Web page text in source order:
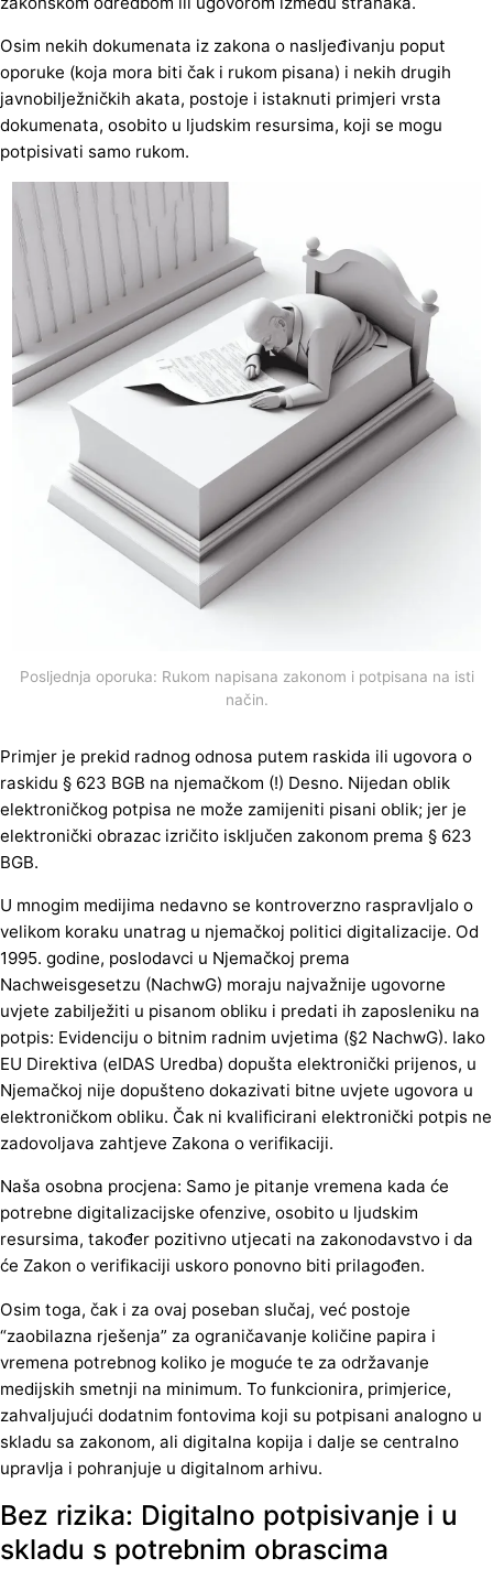
Osim nekih dokumenata iz zakona o nasljeđivanju poput
oporuke (koja mora biti čak i rukom pisana) i nekih drugih
javnobilježničkih akata, postoje i istaknuti primjeri vrsta
dokumenata, osobito u ljudskim resursima, koji se mogu
potpisivati samo rukom.
Posljednja oporuka: Rukom napisana zakonom i potpisana na isti
način.
Primjer je prekid radnog odnosa putem raskida ili ugovora o
raskidu § 623 BGB na njemačkom (!) Desno. Nijedan oblik
elektroničkog potpisa ne može zamijeniti pisani oblik; jer je
elektronički obrazac izričito isključen zakonom prema § 623
BGB.
U mnogim medijima nedavno se kontroverzno raspravljalo o
velikom koraku unatrag u njemačkoj politici digitalizacije. Od
1995. godine, poslodavci u Njemačkoj prema
Nachweisgesetzu (NachwG) moraju najvažnije ugovorne
uvjete zabilježiti u pisanom obliku i predati ih zaposleniku na
potpis: Evidenciju o bitnim radnim uvjetima (§2 NachwG). Iako
EU Direktiva (eIDAS Uredba) dopušta elektronički prijenos, u
Njemačkoj nije dopušteno dokazivati bitne uvjete ugovora u
elektroničkom obliku. Čak ni kvalificirani elektronički potpis ne
zadovoljava zahtjeve Zakona o verifikaciji.
Naša osobna procjena: Samo je pitanje vremena kada će
potrebne digitalizacijske ofenzive, osobito u ljudskim
resursima, također pozitivno utjecati na zakonodavstvo i da
će Zakon o verifikaciji uskoro ponovno biti prilagođen.
Osim toga, čak i za ovaj poseban slučaj, već postoje
“zaobilazna rješenja” za ograničavanje količine papira i
vremena potrebnog koliko je moguće te za održavanje
medijskih smetnji na minimum. To funkcionira, primjerice,
zahvaljujući dodatnim fontovima koji su potpisani analogno u
skladu sa zakonom, ali digitalna kopija i dalje se centralno
upravlja i pohranjuje u digitalnom arhivu.
Bez rizika: Digitalno potpisivanje i u
skladu s potrebnim obrascima